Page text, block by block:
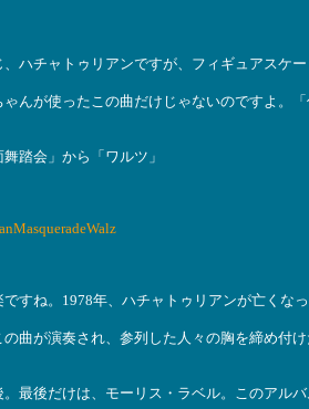
、ハチャトゥリアンですが、フィギュアスケ
ゃんが使ったこの曲だけじゃないのですよ。
踏会」から「ワルツ」
ですね。1978年、ハチャトゥリアンが亡くな
の曲が演奏され、参列した人々の胸を締め付
。最後だけは、モーリス・ラベル。このアル